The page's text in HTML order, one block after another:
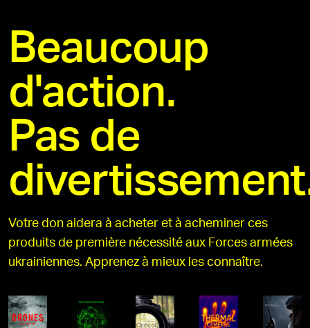
Beaucoup
d'action.
Pas de
Votre don aidera à acheter et à acheminer ces
produits de première nécessité aux Forces armées
ukrainiennes. Apprenez à mieux les connaître.